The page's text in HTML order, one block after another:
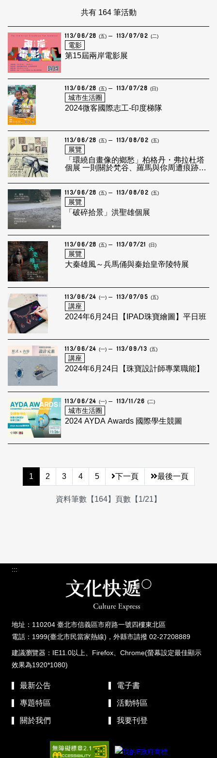
共有 164 筆活動
113/06/28 (五) 113/07/02 (二)
電影
第15屆兩岸電影展
113/06/28 (五) 113/07/28 (日)
城市生活圈
2024微客國際志工-印度梯隊
113/06/28 (五) 113/08/02 (五)
展覽
「環繞自畫像的鄉愁」柏格丹・弗拉杜塔
個展 一則關於梵谷、羅馬與你周遭痕跡的
113/06/28 (五) 113/08/02 (五)
展覽
「破碎拾景」洪聖雄個展
113/06/28 (五) 113/07/21 (日)
展覽
大秦雄風～兵馬俑與秦始皇帝陵特展
113/06/24 (一) 113/07/05 (五)
講座
2024年6月24日【IPAD珠寶繪圖】平日班
113/06/24 (一) 113/09/13 (五)
講座
2024年6月24日【珠寶設計師專業職能】
113/06/24 (一) 113/11/26 (二)
城市生活圈
2024 AYDA Awards 國際學生競圖
1 2 3 4 5 下一頁 最後一頁
資料筆數【164】頁數【1/21】
:::
地址：110204 臺北市信義區市府路一號四樓東北區
電話：1999(臺北市民當家熱線)，外縣市請撥 02-27208889
建議瀏覽器：IE11.0以上、Firefox、Chrome(螢幕設定最佳顯示
效果為1920*1080)
最新公告 電子書
專題特區 活動特區
關於我們 我要刊登